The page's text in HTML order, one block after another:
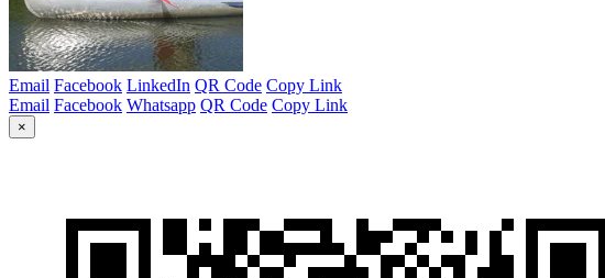
Email Facebook LinkedIn QR Code Copy Link
Email Facebook Whatsapp QR Code Copy Link
×